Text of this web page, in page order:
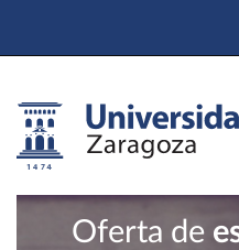
Oferta de